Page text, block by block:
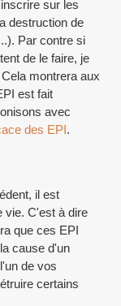
sur les
destruction de
Par contre si
de le faire, je
montrera aux
est fait
avec
des EPI.
il est
vie. C'est à dire
que ces EPI
cause d'un
de vos
certains